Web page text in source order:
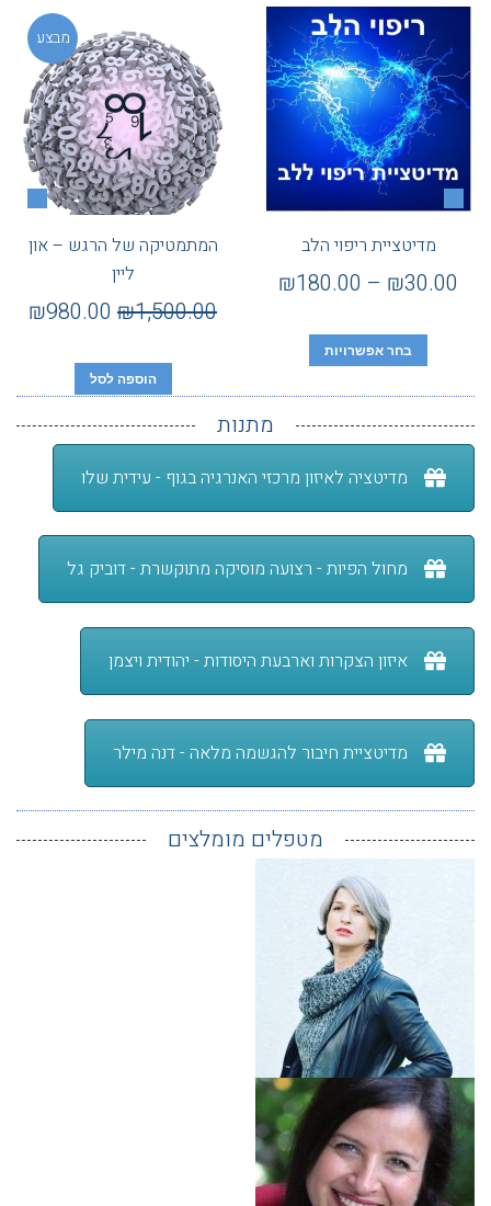
מדיטציית ריפוי הלב
₪30.00
–
₪180.00
בחר אפשרויות
מבצע
המתמטיקה של הרגש – און
ליין
₪1,500.00
₪980.00
הוספה לסל
מתנות
מדיטציה לאיזון מרכזי האנרגיה בגוף - עידית שלו
מחול הפיות - רצועה מוסיקה מתוקשרת - דוביק גל
איזון הצקרות וארבעת היסודות - יהודית ויצמן
מדיטציית חיבור להגשמה מלאה - דנה מילר
מטפלים מומלצים